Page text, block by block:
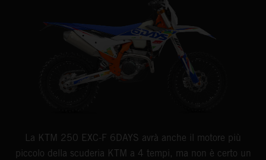
La KTM 250 EXC-F 6DAYS avrà anche il motore più
piccolo della scuderia KTM a 4 tempi, ma non è certo un